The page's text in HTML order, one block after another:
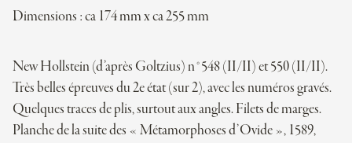
Dimensions : ca 174 mm x ca 255 mm
New Hollstein (d’après Goltzius) n°548 (II/II) et 550 (II/II).
Très belles épreuves du 2e état (sur 2), avec les numéros gravés.
Quelques traces de plis, surtout aux angles. Filets de marges.
Planche de la suite des « Métamorphoses d’Ovide », 1589,